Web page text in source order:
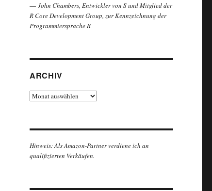
— John Chambers, Entwickler von S und Mitglied der
R Core Development Group, zur Kennzeichnung der
Programmiersprache R
ARCHIV
Archiv
Hinweis: Als Amazon-Partner verdiene ich an
qualifizierten Verkäufen.